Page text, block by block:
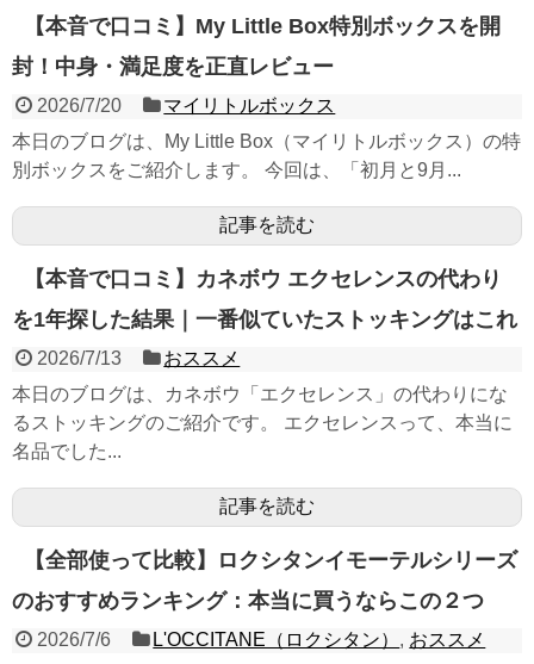
【本音で口コミ】My Little Box特別ボックスを開
封！中身・満足度を正直レビュー
2026/7/20
マイリトルボックス
本日のブログは、My Little Box（マイリトルボックス）の特
別ボックスをご紹介します。 今回は、「初月と9月...
記事を読む
【本音で口コミ】カネボウ エクセレンスの代わり
を1年探した結果｜一番似ていたストッキングはこれ
2026/7/13
おススメ
本日のブログは、カネボウ「エクセレンス」の代わりにな
るストッキングのご紹介です。 エクセレンスって、本当に
名品でした...
記事を読む
【全部使って比較】ロクシタンイモーテルシリーズ
のおすすめランキング：本当に買うならこの２つ
2026/7/6 L'OCCITANE（ロクシタン） , おススメ